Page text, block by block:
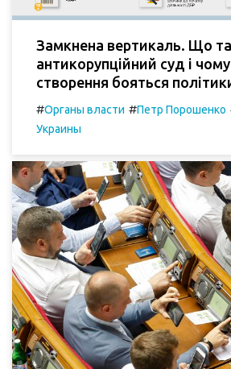
Замкнена вертикаль. Що
антикорупційний суд і
створення бояться
#Органы власти #Петр Порошенко
Украины